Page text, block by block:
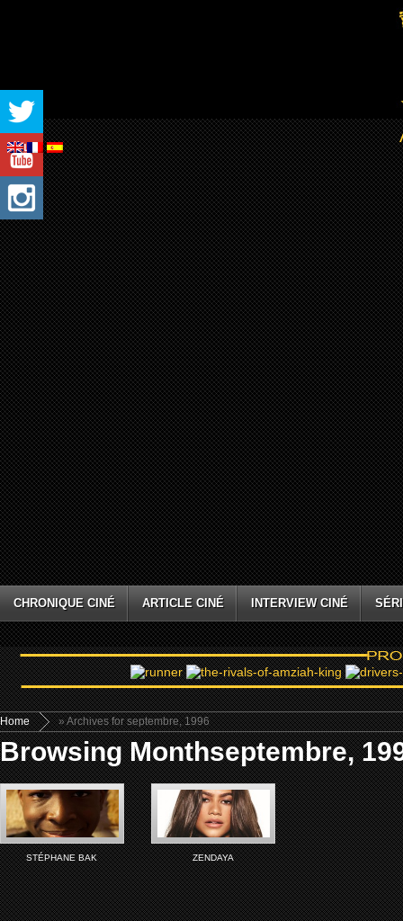
CHRONIQUE CINÉ ARTICLE CINÉ INTERVIEW CINÉ
Home » Archives for septembre, 1996
Browsing Monthseptembre,
STÉPHANE BAK ZENDAYA